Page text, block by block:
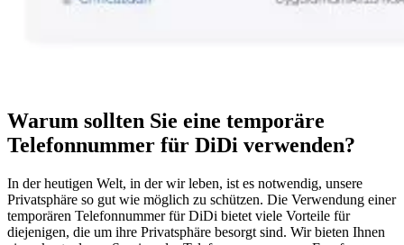
Warum sollten Sie eine temporäre
Telefonnummer für DiDi verwenden?
In der heutigen Welt, in der wir leben, ist es notwendig, unsere
Privatsphäre so gut wie möglich zu schützen. Die Verwendung einer
temporären Telefonnummer für DiDi bietet viele Vorteile für
diejenigen, die um ihre Privatsphäre besorgt sind. Wir bieten Ihnen